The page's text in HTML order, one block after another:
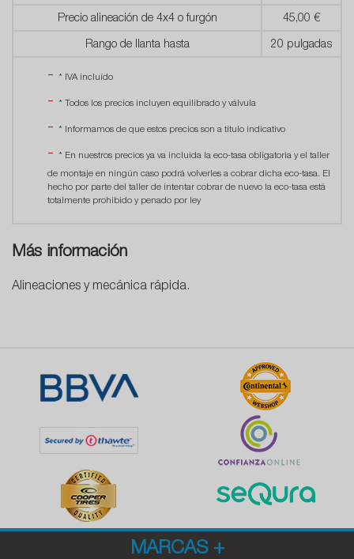
Precio alineación de 4x4 o furgón 45,00 €
Rango de llanta hasta 20 pulgadas
* IVA incluído
* Todos los precios incluyen equilibrado y válvula
* Informamos de que estos precios son a título indicativo
* En nuestros precios ya va incluida la eco-tasa obligatoria y el taller
de montaje en ningún caso podrá volverles a cobrar dicha eco-tasa. El
hecho por parte del taller de intentar cobrar de nuevo la eco-tasa está
totalmente prohibido y penado por ley
Más información
Alineaciones y mecánica rápida.
MARCAS +